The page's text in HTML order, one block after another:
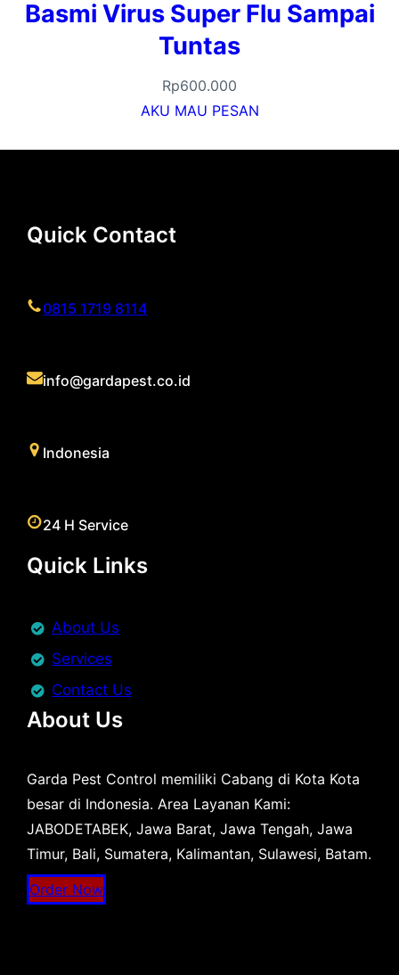
Basmi Virus Super Flu Sampai
Tuntas
Rp600.000
AKU MAU PESAN
Quick Contact
0815 1719 8114
info@gardapest.co.id
Indonesia
24 H Service
Quick Links
About Us
Services
Contact Us
About Us
Garda Pest Control memiliki Cabang di Kota Kota
besar di Indonesia. Area Layanan Kami:
JABODETABEK, Jawa Barat, Jawa Tengah, Jawa
Timur, Bali, Sumatera, Kalimantan, Sulawesi, Batam.
Order Now